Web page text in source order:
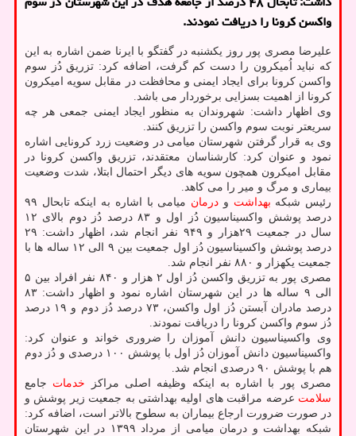
واکسن کرونا را دریافت نمودند.
علیرضا مصری پور روز یکشنبه در گفتگو با ایرنا ضمن اشاره به این
که نباید اُمیکرون را دست کم گرفت، اضافه کرد: تزریق دُز سوم
واکسن کرونا برای ایجاد ایمنی و محافظت در مقابل سویه امیکرون
کرونا از اهمیت بسزایی برخوردار می باشد.
وی اظهار داشت: شهروندان به منظور ایجاد ایمنی جمعی هر چه
سریعتر نوبت سوم واکسن را تزریق کنند.
وی به قرار گرفتن شهرستان میامی در وضعیت زرد کرونایی اشاره
نمود و عنوان کرد: کارشناسان معتقدند، تزریق واکسن کرونا در
مقابل امیکرون همچون سویه های دیگر احتمال ابتلا، شدت وضعیت
بیماری و مرگ و میر را می کاهد.
رئیس شبکه بهداشت و درمان
میامی با اشاره به اینکه تابحال ۹۹
درصد پوشش واکسیناسیون دُز اول و ۸۳ درصد دُز دوم بالای ۱۲
سال در جمعیت ۲۹هزار و ۹۴۹ نفر انجام شد، اظهار داشت: ۲۹
درصد پوشش واکسیناسیون دُز اول جمعیت بین ۹ الی ۱۲ ساله ها با
جمعیت یکهزار و ۸۸۰ نفر انجام شد.
مصری پور به تزریق واکسن دُز اول ۲ هزار و ۸۴۰ نفر افراد بین ۵
الی ۹ ساله ها در این شهرستان اشاره نمود و اظهار داشت: ۸۳
درصد مادران آبستن دُز اول واکسن، ۷۳ درصد دُز دوم و ۱۹ درصد
دُز سوم واکسن کرونا را دریافت نمودند.
وی واکسیناسیون دانش آموزان را ضروری خواند و عنوان کرد:
واکسیناسیون دانش آموزان دُز اول با پوشش ۱۰۰ درصدی و دُز دوم
هم با پوشش ۹۰ درصدی انجام شد.
مصری پور با اشاره به اینکه وظیفه اصلی مراکز خدمات جامع
سلامت عرضه مراقبت های اولیه بهداشتی به جمعیت زیر پوشش و
در صورت ضرورت ارجاع بیماران به سطوح بالاتر است، اضافه کرد:
شبکه بهداشت و درمان میامی از مرداد ۱۳۹۹ در این شهرستان